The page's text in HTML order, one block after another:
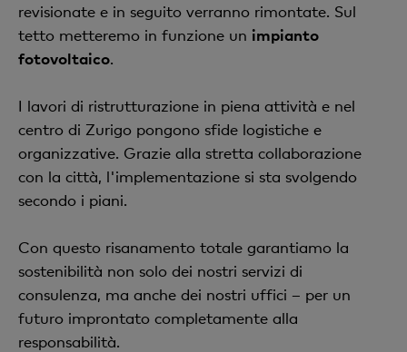
revisionate e in seguito verranno rimontate. Sul
tetto metteremo in funzione un impianto
fotovoltaico.
I lavori di ristrutturazione in piena attività e nel
centro di Zurigo pongono sfide logistiche e
organizzative. Grazie alla stretta collaborazione
con la città, l'implementazione si sta svolgendo
secondo i piani.
Con questo risanamento totale garantiamo la
sostenibilità non solo dei nostri servizi di
consulenza, ma anche dei nostri uffici – per un
futuro improntato completamente alla
responsabilità.